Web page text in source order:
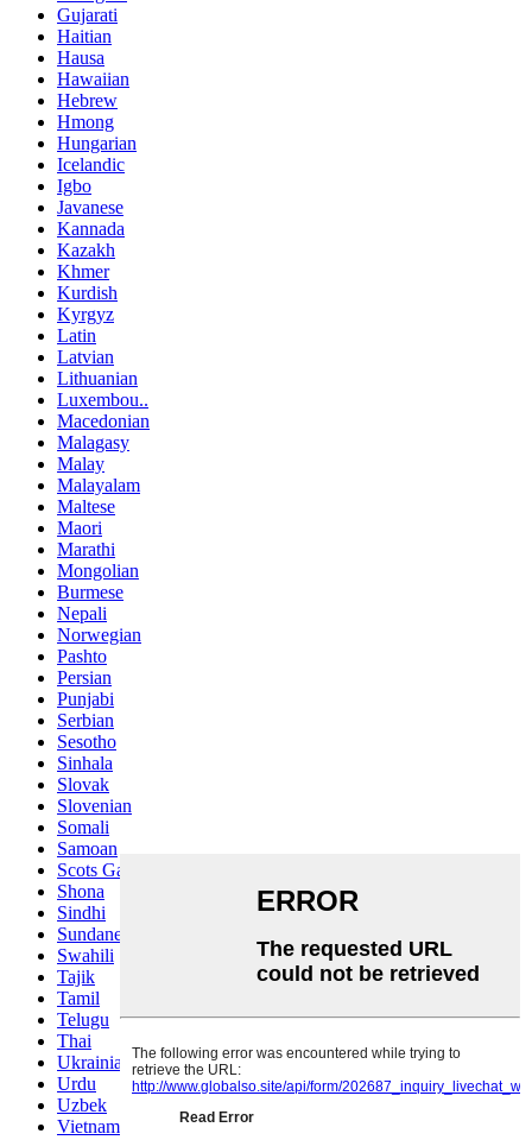
Gujarati
Haitian
Hausa
Hawaiian
Hebrew
Hmong
Hungarian
Icelandic
Igbo
Javanese
Kannada
Kazakh
Khmer
Kurdish
Kyrgyz
Latin
Latvian
Lithuanian
Luxembou..
Macedonian
Malagasy
Malay
Malayalam
Maltese
Maori
Marathi
Mongolian
Burmese
Nepali
Norwegian
Pashto
Persian
Punjabi
Serbian
Sesotho
Sinhala
Slovak
Slovenian
Somali
Samoan
Scots Gaelic
Shona
Sindhi
Sundanese
Swahili
Tajik
Tamil
Telugu
Thai
Ukrainian
Urdu
Uzbek
Vietnamese